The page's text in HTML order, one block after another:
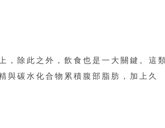
，除此之外，飲食也是一大關鍵。這
與碳水化合物累積腹部脂肪，加上久